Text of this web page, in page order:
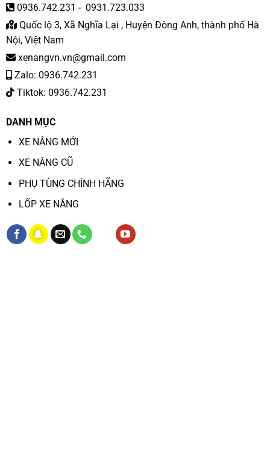
0936.742.231 - 0931.723.033
Quốc lộ 3, Xã Nghĩa Lại , Huyện Đông Anh, thành phố Hà
Nội, Việt Nam
xenangvn.vn@gmail.com
Zalo: 0936.742.231
Tiktok: 0936.742.231
DANH MỤC
XE NÂNG MỚI
XE NÂNG CŨ
PHỤ TÙNG CHÍNH HÃNG
LỐP XE NÂNG